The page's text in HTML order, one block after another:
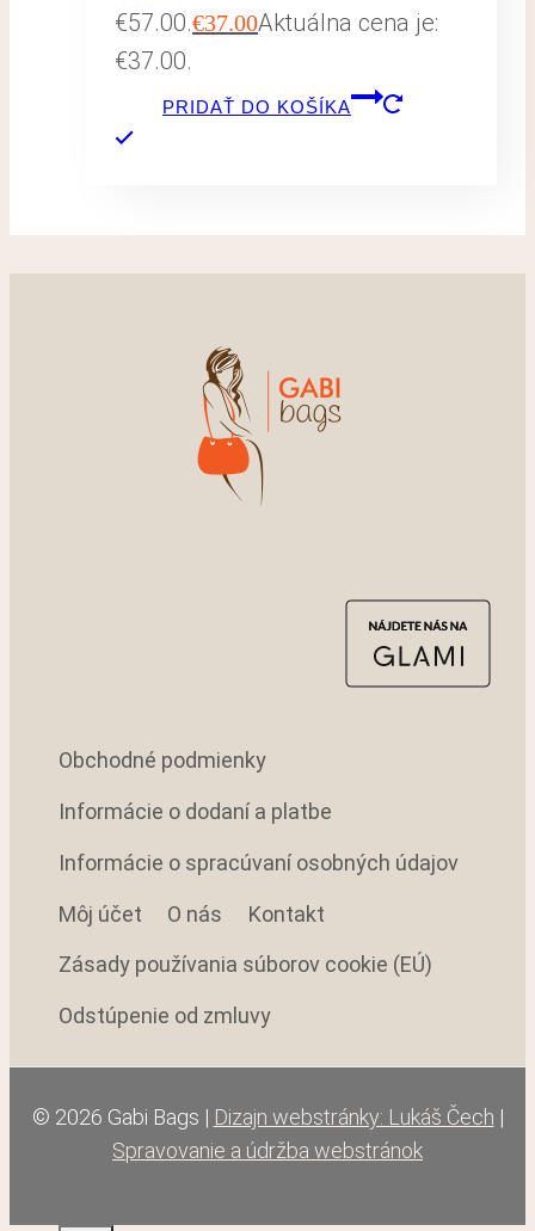
€57.00.€37.00Aktuálna cena je:
€37.00.
PRIDAŤ DO KOŠÍKA
Obchodné podmienky
Informácie o dodaní a platbe
Informácie o spracúvaní osobných údajov
Môj účet O nás Kontakt
Zásady používania súborov cookie (EÚ)
Odstúpenie od zmluvy
© 2026 Gabi Bags | Dizajn webstránky: Lukáš Čech |
Spravovanie a údržba webstránok